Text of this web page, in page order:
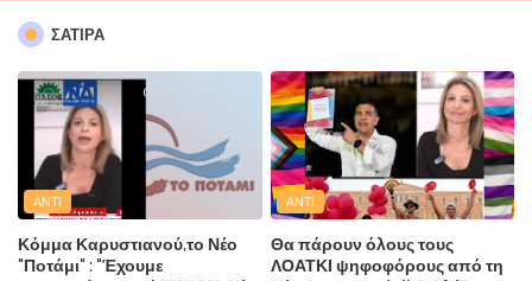
ΣΑΤΙΡΑ
ANTI
Κόμμα Καρυστιανού,το Νέο
"Ποτάμι" : "Έχουμε
ANTI
Θα πάρουν όλους τους
ΛΟΑΤΚΙ ψηφοφόρους από τη